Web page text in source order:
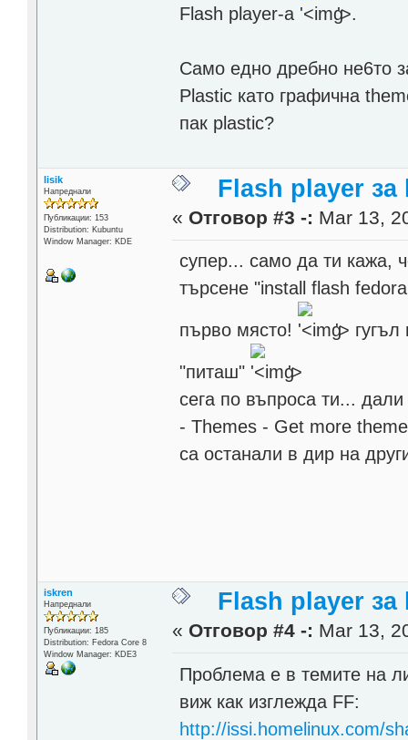
Flash player-a '>.
Само едно дребно не6то
Plastic като графична
пак plastic?
lisik
Напреднали
Публикации: 153
Distribution: Kubuntu
Window Manager: KDE
Flash player за
« Отговор #3 -: Mar 13,
супер... само да ти кажа,
търсене "install flash
първо място! '>
"питаш"
'>
сега по въпроса ти...
- Themes - Get more
са останали в дир на
iskren
Напреднали
Публикации: 185
Distribution: Fedora Core 8
Window Manager: KDE3
Flash player за
« Отговор #4 -: Mar 13,
Проблема е в темите на
виж как изглежда FF:
http://issi.homelinux.com/